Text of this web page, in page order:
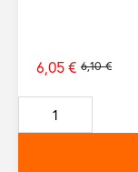
Prix
de
base
6,10 €
6,05 €